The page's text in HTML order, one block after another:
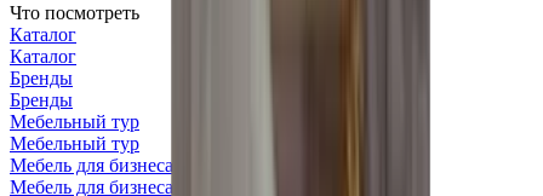
Что посмотреть
Каталог
Каталог
Бренды
Бренды
Мебельный тур
Мебельный тур
Мебель для бизнеса
Мебель для бизнеса